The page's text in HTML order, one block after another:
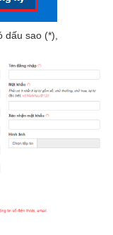
sao (*),